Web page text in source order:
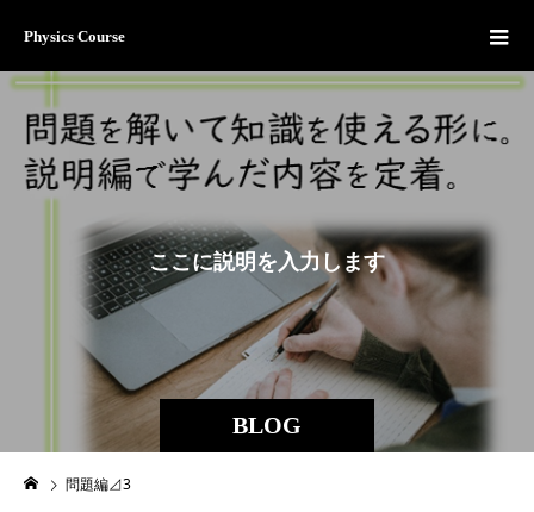
Physics Course
BLOG
ここに説明を入力します。
問題編⊿3